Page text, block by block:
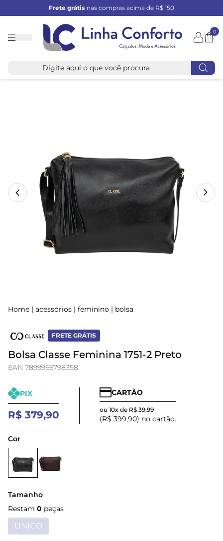
Frete grátis nas compras acima de R$ 150
Linha
0
Home | acessórios | feminino | bolsa
FRETE GRÁTIS
Bolsa Classe Feminina 1751-2 Preto
EAN 7899966798358
PIX
R$ 379,90
CARTÃO
ou 10x de R$ 39,99
(R$ 399,90) no cartão.
Cor
Tamanho
Restam 0 peças
UNICO